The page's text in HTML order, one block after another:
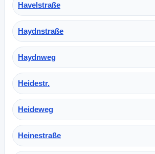
Havelstraße
Haydnstraße
Haydnweg
Heidestr.
Heideweg
Heinestraße